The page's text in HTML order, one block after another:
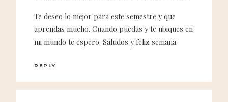
Te deseo lo mejor para este semestre y que
aprendas mucho. Cuando puedas y te ubiques en
mi mundo te espero. Saludos y feliz semana
REPLY